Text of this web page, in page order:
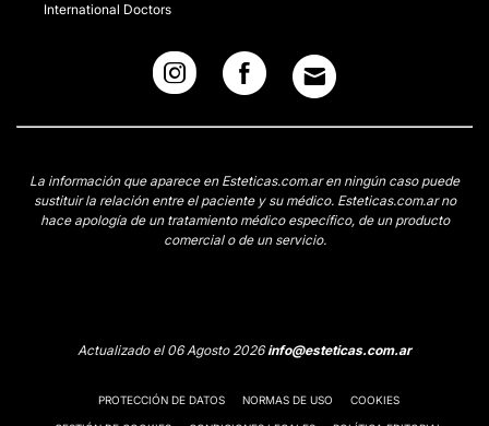
International Doctors
La información que aparece en Esteticas.com.ar en ningún caso puede
sustituir la relación entre el paciente y su médico. Esteticas.com.ar no
hace apología de un tratamiento médico específico, de un producto
comercial o de un servicio.
Actualizado el 06 Agosto 2026info@esteticas.com.ar
PROTECCIÓN DE DATOS NORMAS DE USO COOKIES